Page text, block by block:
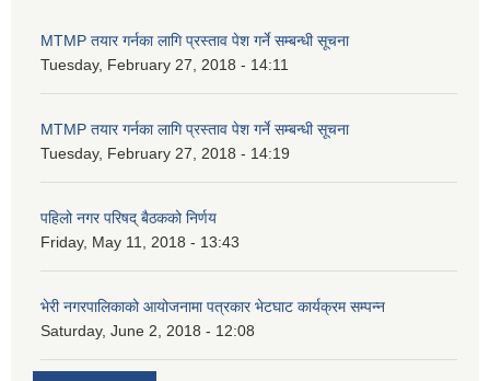
MTMP तयार गर्नका लागि प्रस्ताव पेश गर्ने सम्बन्धी सूचना
Tuesday, February 27, 2018 - 14:11
MTMP तयार गर्नका लागि प्रस्ताव पेश गर्ने सम्बन्धी सूचना
Tuesday, February 27, 2018 - 14:19
पहिलो नगर परिषद् बैठकको निर्णय
Friday, May 11, 2018 - 13:43
भेरी नगरपालिकाको आयोजनामा पत्रकार भेटघाट कार्यक्रम सम्पन्न
Saturday, June 2, 2018 - 12:08